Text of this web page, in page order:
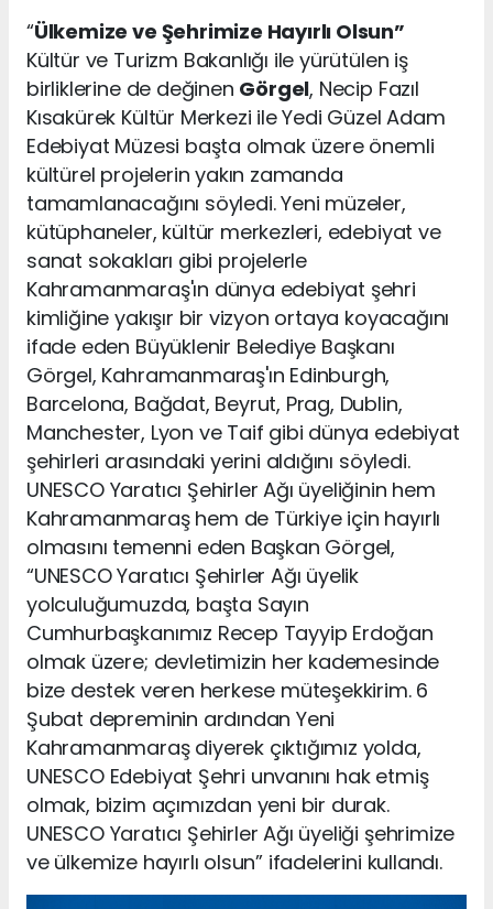
“Ülkemize ve Şehrimize Hayırlı Olsun”
Kültür ve Turizm Bakanlığı ile yürütülen iş
birliklerine de değinen Görgel, Necip Fazıl
Kısakürek Kültür Merkezi ile Yedi Güzel Adam
Edebiyat Müzesi başta olmak üzere önemli
kültürel projelerin yakın zamanda
tamamlanacağını söyledi. Yeni müzeler,
kütüphaneler, kültür merkezleri, edebiyat ve
sanat sokakları gibi projelerle
Kahramanmaraş'ın dünya edebiyat şehri
kimliğine yakışır bir vizyon ortaya koyacağını
ifade eden Büyüklenir Belediye Başkanı
Görgel, Kahramanmaraş'ın Edinburgh,
Barcelona, Bağdat, Beyrut, Prag, Dublin,
Manchester, Lyon ve Taif gibi dünya edebiyat
şehirleri arasındaki yerini aldığını söyledi.
UNESCO Yaratıcı Şehirler Ağı üyeliğinin hem
Kahramanmaraş hem de Türkiye için hayırlı
olmasını temenni eden Başkan Görgel,
“UNESCO Yaratıcı Şehirler Ağı üyelik
yolculuğumuzda, başta Sayın
Cumhurbaşkanımız Recep Tayyip Erdoğan
olmak üzere; devletimizin her kademesinde
bize destek veren herkese müteşekkirim. 6
Şubat depreminin ardından Yeni
Kahramanmaraş diyerek çıktığımız yolda,
UNESCO Edebiyat Şehri unvanını hak etmiş
olmak, bizim açımızdan yeni bir durak.
UNESCO Yaratıcı Şehirler Ağı üyeliği şehrimize
ve ülkemize hayırlı olsun” ifadelerini kullandı.